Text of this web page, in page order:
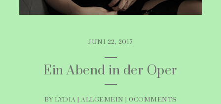
JUNI 22, 2017
Ein Abend in der Oper
BY LYDIA | ALLGEMEIN | 0COMMENTS